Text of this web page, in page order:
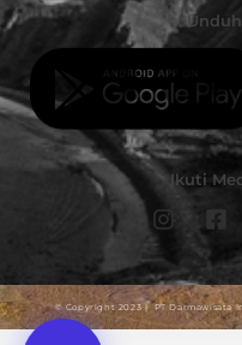
Ikuti
© Copyright 2023 | PT Darmawisata